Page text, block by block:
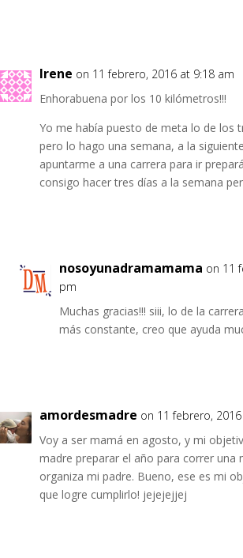
Irene on 11 febrero, 2016 at 9:18 am
Enhorabuena por los 10 kilómetros!!!
Yo me había puesto de meta lo de los
pero lo hago una semana, a la
apuntarme a una carrera para ir
consigo hacer tres días a la semana
nosoyunadramamama on 11
pm
Muchas gracias!!! siii, lo de la
más constante, creo que ayuda
amordesmadre on 11 febrero,
Voy a ser mamá en agosto, y mi
madre preparar el año para correr una
organiza mi padre. Bueno, ese es mi
que logre cumplirlo! jejejejjej